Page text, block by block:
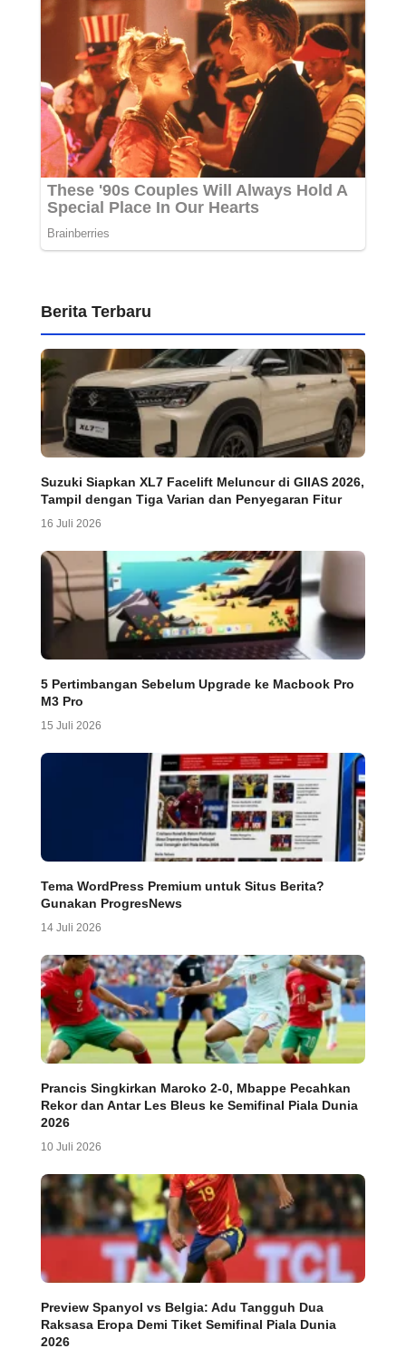
Berita Terbaru
Suzuki Siapkan XL7 Facelift Meluncur di GIIAS 2026,
Tampil dengan Tiga Varian dan Penyegaran Fitur
16 Juli 2026
5 Pertimbangan Sebelum Upgrade ke Macbook Pro
M3 Pro
15 Juli 2026
Tema WordPress Premium untuk Situs Berita?
Gunakan ProgresNews
14 Juli 2026
Prancis Singkirkan Maroko 2-0, Mbappe Pecahkan
Rekor dan Antar Les Bleus ke Semifinal Piala Dunia
2026
10 Juli 2026
Preview Spanyol vs Belgia: Adu Tangguh Dua
Raksasa Eropa Demi Tiket Semifinal Piala Dunia
2026